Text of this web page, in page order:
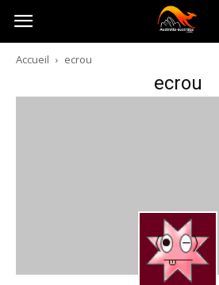
Australia-
australie.com
Accueil ecrou
ecrou